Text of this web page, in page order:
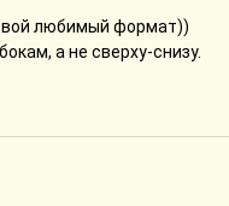
любимый формат))
а не сверху-снизу.